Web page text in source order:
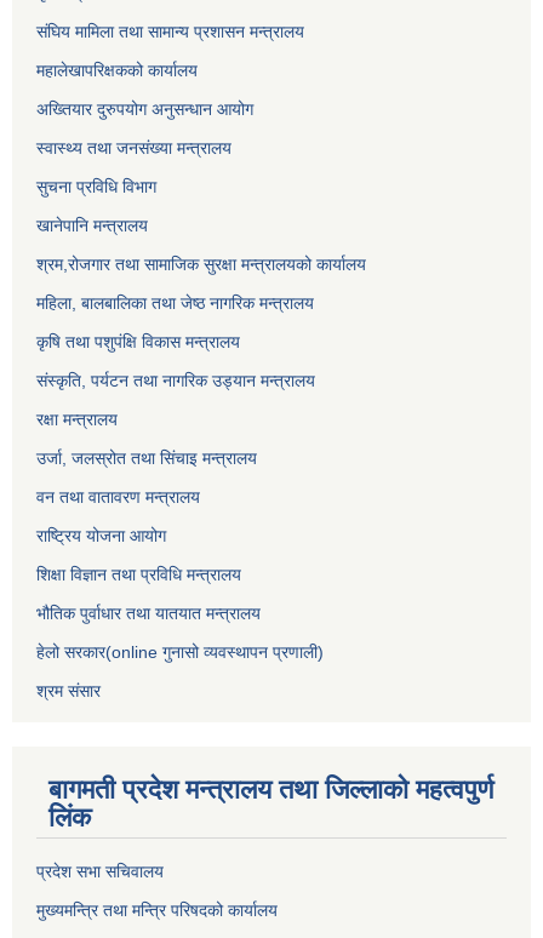
संघिय मामिला तथा सामान्य प्रशासन मन्त्रालय
महालेखापरिक्षकको कार्यालय
अख्तियार दुरुपयोग अनुसन्धान आयोग
स्वास्थ्य तथा जनसंख्या मन्त्रालय
सुचना प्रविधि विभाग
खानेपानि मन्त्रालय
श्रम,रोजगार तथा सामाजिक सुरक्षा मन्त्रालयको कार्यालय
महिला, बालबालिका तथा जेष्ठ नागरिक मन्त्रालय
कृषि तथा पशुपंक्षि विकास मन्त्रालय
संस्कृति, पर्यटन तथा नागरिक उड्‍यान मन्त्रालय
रक्षा मन्त्रालय
उर्जा, जलस्रोत तथा सिंचाइ मन्त्रालय
वन तथा वातावरण मन्त्रालय
राष्ट्रिय योजना आयोग
शिक्षा विज्ञान तथा प्रविधि मन्त्रालय
भौतिक पुर्वाधार तथा यातयात मन्त्रालय
हेलो सरकार(online गुनासो व्यवस्थापन प्रणाली)
श्रम संसार
बागमती प्रदेश मन्त्रालय तथा जिल्लाको महत्वपुर्ण
लिंक
प्रदेश सभा सचिवालय
मुख्यमन्त्रि तथा मन्त्रि परिषदको कार्यालय